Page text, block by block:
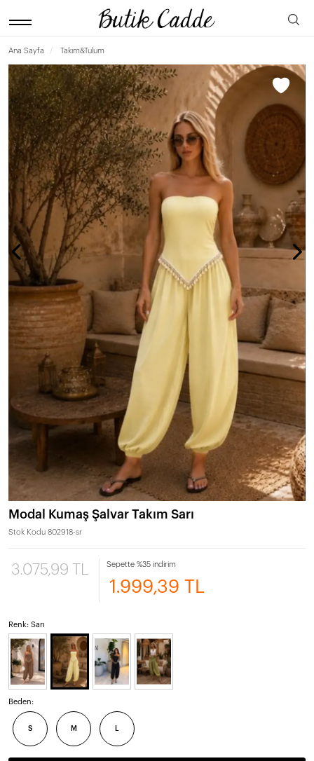
Ana Sayfa Takım&Tulum
Modal Kumaş Şalvar Takım Sarı
Stok Kodu 802918-sr
3.075,99 TL Sepette %35 indirim
1.999,39 TL
Renk: Sarı
Beden:
S M